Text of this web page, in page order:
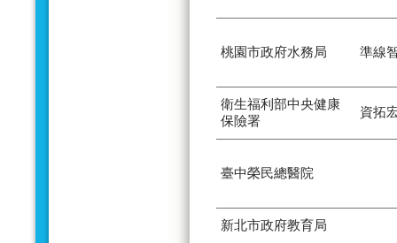
桃園市政府水務局 準線
衛生福利部中央健康
保險署
資拓
臺中榮民總醫院
新北市政府教育局